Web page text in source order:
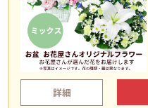
詳細